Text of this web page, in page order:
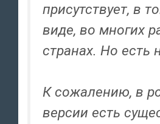
присутствует, в
виде, во многих
странах. Но есть
К сожалению, в
версии есть